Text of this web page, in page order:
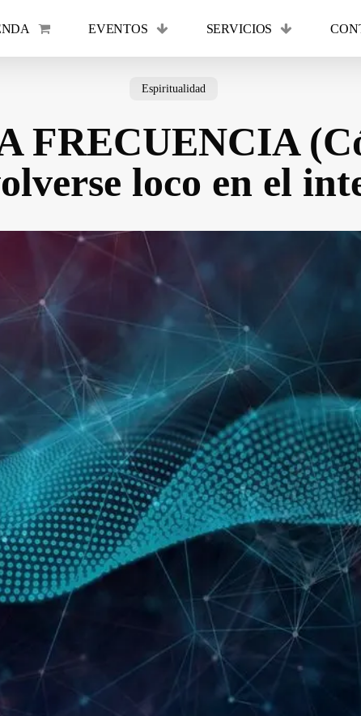
EVENTOS SERVICIOS
Cart
Espiritualidad
FRECUENCIA
loco en el